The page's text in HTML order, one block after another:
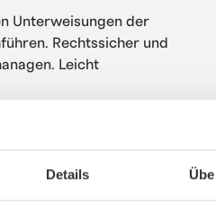
Details
Unterweisungen der
Rechtssicher und
Leicht